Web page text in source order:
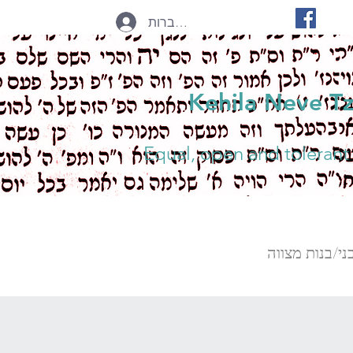
להתחברות
Kehila Neve
Equal, open and
בנות מצווה